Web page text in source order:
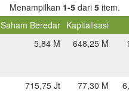
Menampilkan 1-5 dari 5 item.
Saham Beredar Kapitalisasi
5,84 M 648,25 M
715,75 Jt 77,30 M